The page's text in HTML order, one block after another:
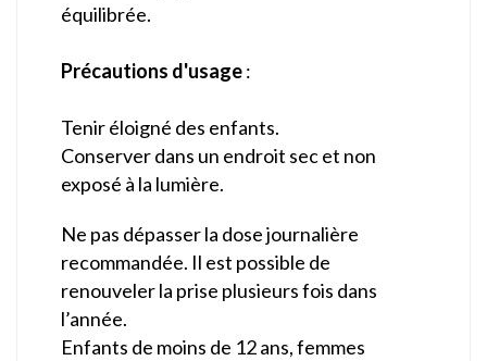
équilibrée.
Précautions d'usage:
Tenir éloigné des enfants.
Conserver dans un endroit sec et non
exposé à la lumière.
Ne pas dépasser la dose journalière
recommandée. Il est possible de
renouveler la prise plusieurs fois dans
l’année.
Enfants de moins de 12 ans, femmes